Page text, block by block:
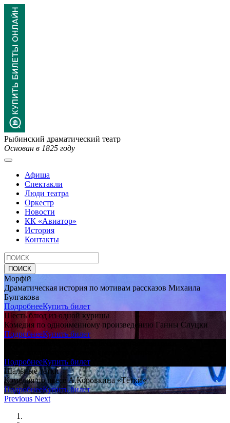
Рыбинский драматический театр
Основан в 1825 году
Афиша
Спектакли
Люди театра
Оркестр
Новости
КК «Авиатор»
История
Контакты
Морфiй
Драматическая история по мотивам рассказов Михаила
Булгакова
ПодробнееКупить билет
Шесть блюд из одной курицы
Комедия по одноименному произведению Ганны Слуцки
ПодробнееКупить билет
ПодробнееКупить билет
Шальные тётки
Комедия по пьесе А.Коровкина «Тётки»
ПодробнееКупить билет
Previous Next